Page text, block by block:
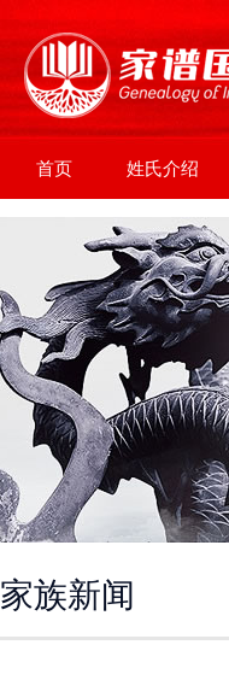
首页 姓氏介绍
家族新闻